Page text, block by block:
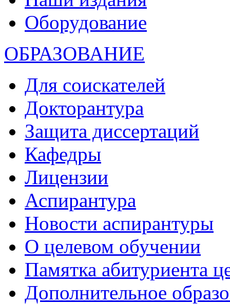
Оборудование
ОБРАЗОВАНИЕ
Для соискателей
Докторантура
Защита диссертаций
Кафедры
Лицензии
Аспирантура
Новости аспирантуры
О целевом обучении
Памятка абитуриента
Дополнительное